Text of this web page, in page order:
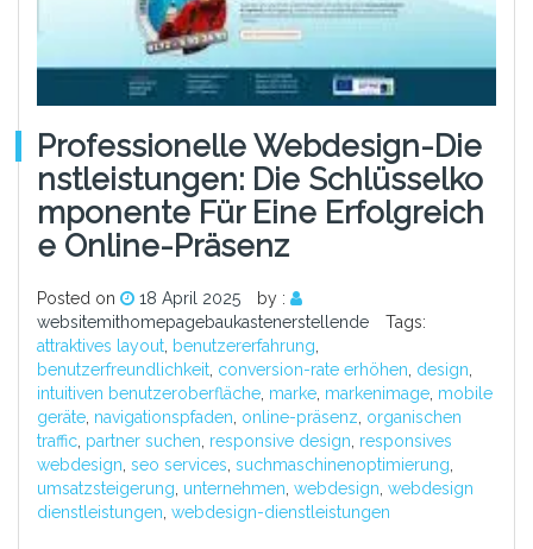
Professionelle Webdesign-Die
Nstleistungen: Die Schlüsselko
Mponente Für Eine Erfolgreich
E Online-Präsenz
Posted on 18 April 2025
by :
websitemithomepagebaukastenerstellende
Tags:
attraktives layout benutzererfahrung
benutzerfreundlichkeit conversion-rate erhöhen design
intuitiven benutzeroberfläche marke markenimage mobile
geräte navigationspfaden online-präsenz organischen
traffic partner suchen responsive design responsives
webdesign seo services suchmaschinenoptimierung
umsatzsteigerung unternehmen webdesign webdesign
dienstleistungen webdesign-dienstleistungen